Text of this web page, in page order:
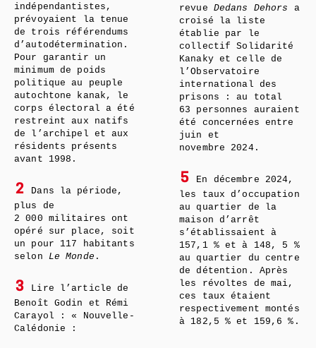
indépendantistes,
prévoyaient la tenue
de trois référendums
d’autodétermination.
Pour garantir un
minimum de poids
politique au peuple
autochtone kanak, le
corps électoral a été
restreint aux natifs
de l’archipel et aux
résidents présents
avant 1998.
2
Dans la période,
plus de
2 000 militaires ont
opéré sur place, soit
un pour 117 habitants
selon Le Monde .
3
Lire l’article de
Benoît Godin et Rémi
Carayol : « Nouvelle-
Calédonie :
revue Dedans Dehors a
croisé la liste
établie par le
collectif Solidarité
Kanaky et celle de
l’Observatoire
international des
prisons : au total
63 personnes auraient
été concernées entre
juin et
novembre 2024.
5
En décembre 2024,
les taux d’occupation
au quartier de la
maison d’arrêt
s’établissaient à
157,1 % et à 148, 5 %
au quartier du centre
de détention. Après
les révoltes de mai,
ces taux étaient
respectivement montés
à 182,5 % et 159,6 %.